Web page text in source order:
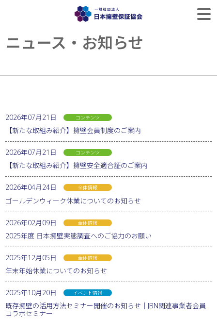
ニュース・お知らせ
2026年07月21日 コンテンツ
【新たな取組み紹介】擁壁会員制度のご案内
2026年07月21日 コンテンツ
【新たな取組み紹介】擁壁安全適合証のご案内
2026年04月24日 全体情報
ゴールデンウィーク休業についてのお知らせ
2026年02月09日 全体情報
2025年度 日本擁壁実態調査へのご協力のお願い
2025年12月05日 全体情報
年末年始休業についてのお知らせ
2025年10月20日 イベント情報
既存擁壁の活用方法セミナー開催のお知らせ｜JBN関連事業者会員
コラボセミナー